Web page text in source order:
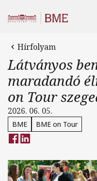
Hírfolyam
Látványos
maradandó
on Tour
2026. 06. 05.
BME BME on Tour